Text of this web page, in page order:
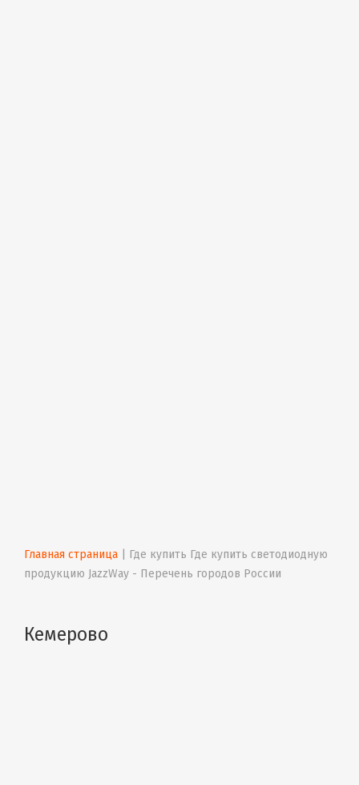
Главная страница
Где купить Где купить светодиодную
продукцию JazzWay - Перечень городов России
Кемерово